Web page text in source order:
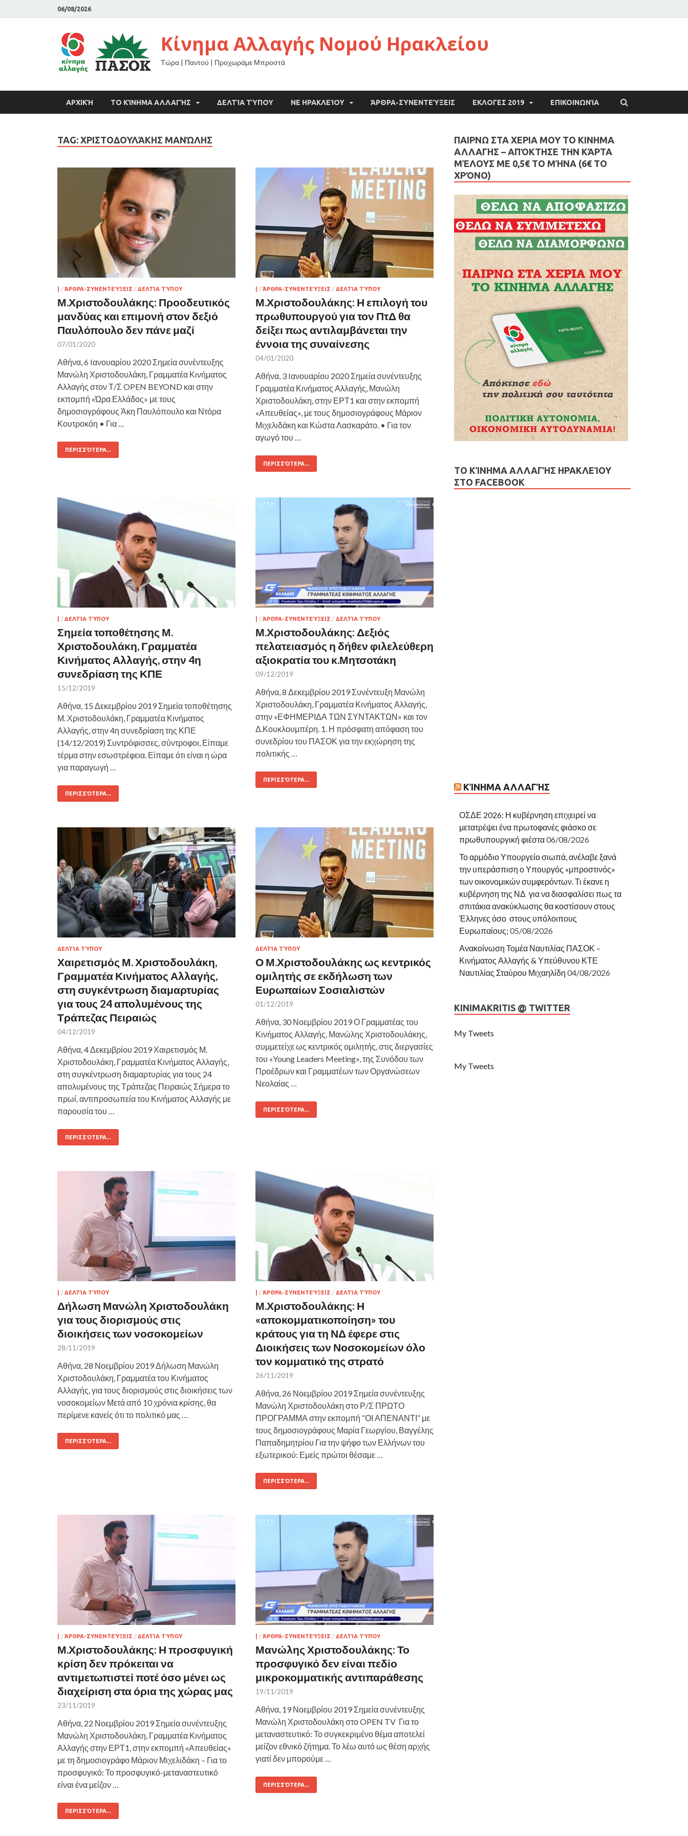
06/08/2026
Κίνημα Αλλαγής Νομού Ηρακλείου
Τώρα | Παντού | Προχωράμε Μπροστά
ΑΡΧΙΚΉ ΤΟ ΚΊΝΗΜΑ ΑΛΛΑΓΉΣ ΔΕΛΤΊΑ ΤΎΠΟΥ ΝΕ ΗΡΑΚΛΕΊΟΥ ΆΡΘΡΑ-ΣΥΝΕΝΤΕΎΞΕΙΣ ΕΚΛΟΓΕΣ 2019 ΕΠΙΚΟΙΝΩΝΊΑ
TAG: ΧΡΙΣΤΟΔΟΥΛΆΚΗΣ ΜΑΝΏΛΗΣ
/ ΆΡΘΡΑ-ΣΥΝΕΝΤΕΎΞΕΙΣ / ΔΕΛΤΊΑ ΤΎΠΟΥ
Μ.Χριστοδουλάκης: Προοδευτικός
μανδύας και επιμονή στον δεξιό
Παυλόπουλο δεν πάνε μαζί
07/01/2020
Αθήνα, 6 Iανουαρίου 2020 Σημεία συνέντευξης
Μανώλη Χριστοδουλάκη, Γραμματέα Κινήματος
Αλλαγής στον Τ/Σ OPEN BEYOND και στην
εκπομπή «Ώρα Ελλάδος» με τους
δημοσιογράφους Άκη Παυλόπουλο και Ντόρα
Κουτροκόη • Για …
ΠΕΡΙΣΣΌΤΕΡΑ...
/ ΆΡΘΡΑ-ΣΥΝΕΝΤΕΎΞΕΙΣ / ΔΕΛΤΊΑ ΤΎΠΟΥ
Μ.Χριστοδουλάκης: Η επιλογή του
πρωθυπουργού για τον ΠτΔ θα
δείξει πως αντιλαμβάνεται την
έννοια της συναίνεσης
04/01/2020
Αθήνα, 3 Iανουαρίου 2020 Σημεία συνέντευξης
Γραμματέα Κινήματος Αλλαγής, Μανώλη
Χριστοδουλάκη, στην ΕΡΤ1 και στην εκπομπή
«Απευθείας», με τους δημοσιογράφους Μάριον
Μιχελιδάκη και Κώστα Λασκαράτο. • Για τον
αγωγό του …
ΠΕΡΙΣΣΌΤΕΡΑ...
/ ΔΕΛΤΊΑ ΤΎΠΟΥ
Σημεία τοποθέτησης Μ.
Χριστοδουλάκη, Γραμματέα
Κινήματος Αλλαγής, στην 4η
συνεδρίαση της ΚΠΕ
15/12/2019
Αθήνα, 15 Δεκεμβρίου 2019 Σημεία τοποθέτησης
Μ. Χριστοδουλάκη, Γραμματέα Κινήματος
Αλλαγής, στην 4η συνεδρίαση της ΚΠΕ
(14/12/2019) Συντρόφισσες, σύντροφοι, Είπαμε
τέρμα στην εσωστρέφεια. Είπαμε ότι είναι η ώρα
για παραγωγή …
ΠΕΡΙΣΣΌΤΕΡΑ...
/ ΆΡΘΡΑ-ΣΥΝΕΝΤΕΎΞΕΙΣ / ΔΕΛΤΊΑ ΤΎΠΟΥ
Μ.Χριστοδουλάκης: Δεξιός
πελατειασμός η δήθεν φιλελεύθερη
αξιοκρατία του κ.Μητσοτάκη
09/12/2019
Αθήνα, 8 Δεκεμβρίου 2019 Συνέντευξη Μανώλη
Χριστοδουλάκη, Γραμματέα Κινήματος Αλλαγής,
στην «ΕΦΗΜΕΡΙΔΑ ΤΩΝ ΣΥΝΤΑΚΤΩΝ» και τον
Δ.Κουκλουμπέρη. 1. Η πρόσφατη απόφαση του
συνεδρίου του ΠΑΣΟΚ για την εκχώρηση της
πολιτικής …
ΠΕΡΙΣΣΌΤΕΡΑ...
ΔΕΛΤΊΑ ΤΎΠΟΥ
Χαιρετισμός Μ. Χριστοδουλάκη,
Γραμματέα Κινήματος Αλλαγής,
στη συγκέντρωση διαμαρτυρίας
για τους 24 απολυμένους της
Τράπεζας Πειραιώς
04/12/2019
Αθήνα, 4 Δεκεμβρίου 2019 Χαιρετισμός Μ.
Χριστοδουλάκη, Γραμματέα Κινήματος Αλλαγής,
στη συγκέντρωση διαμαρτυρίας για τους 24
απολυμένους της Τράπεζας Πειραιώς Σήμερα το
πρωί, αντιπροσωπεία του Κινήματος Αλλαγής με
παρουσία του …
ΠΕΡΙΣΣΌΤΕΡΑ...
ΔΕΛΤΊΑ ΤΎΠΟΥ
Ο Μ.Χριστοδουλάκης ως κεντρικός
ομιλητής σε εκδήλωση των
Ευρωπαίων Σοσιαλιστών
01/12/2019
Αθήνα, 30 Νοεμβρίου 2019 Ο Γραμματέας του
Κινήματος Αλλαγής, Μανώλης Χριστοδουλάκης,
συμμετείχε ως κεντρικός ομιλητής, στις διεργασίες
του «Young Leaders Meeting», της Συνόδου των
Προέδρων και Γραμματέων των Οργανώσεων
Νεολαίας …
ΠΕΡΙΣΣΌΤΕΡΑ...
/ ΔΕΛΤΊΑ ΤΎΠΟΥ
Δήλωση Μανώλη Χριστοδουλάκη
για τους διορισμούς στις
διοικήσεις των νοσοκομείων
28/11/2019
Αθήνα, 28 Νοεμβρίου 2019 Δήλωση Μανώλη
Χριστοδουλάκη, Γραμματέα του Κινήματος
Αλλαγής, για τους διορισμούς στις διοικήσεις των
νοσοκομείων Μετά από 10 χρόνια κρίσης, θα
περίμενε κανείς ότι το πολιτικό μας …
ΠΕΡΙΣΣΌΤΕΡΑ...
/ ΆΡΘΡΑ-ΣΥΝΕΝΤΕΎΞΕΙΣ / ΔΕΛΤΊΑ ΤΎΠΟΥ
Μ.Χριστοδουλάκης: Η
«αποκομματικοποίηση» του
κράτους για τη ΝΔ έφερε στις
Διοικήσεις των Νοσοκομείων όλο
τον κομματικό της στρατό
26/11/2019
Αθήνα, 26 Νοεμβρίου 2019 Σημεία συνέντευξης
Μανώλη Χριστοδουλάκη στο Ρ/Σ ΠΡΩΤΟ
ΠΡΟΓΡΑΜΜΑ στην εκπομπή “ΟΙ ΑΠΕΝΑΝΤΙ” με
τους δημοσιογράφους Μαρία Γεωργίου, Βαγγέλης
Παπαδημητρίου Για την ψήφο των Ελλήνων του
εξωτερικού: Εμείς πρώτοι θέσαμε …
ΠΕΡΙΣΣΌΤΕΡΑ...
/ ΆΡΘΡΑ-ΣΥΝΕΝΤΕΎΞΕΙΣ / ΔΕΛΤΊΑ ΤΎΠΟΥ
Μ.Χριστοδουλάκης: Η προσφυγική
κρίση δεν πρόκειται να
αντιμετωπιστεί ποτέ όσο μένει ως
διαχείριση στα όρια της χώρας μας
23/11/2019
Αθήνα, 22 Νοεμβρίου 2019 Σημεία συνέντευξης
Μανώλη Χριστοδουλάκη, Γραμματέα Κινήματος
Αλλαγής στην ΕΡΤ1, στην εκπομπή «Απευθείας»
με τη δημοσιογράφο Μάριον Μιχελιδάκη – Για το
προσφυγικό: Το προσφυγικό-μεταναστευτικό
είναι ένα μείζον …
ΠΕΡΙΣΣΌΤΕΡΑ...
/ ΆΡΘΡΑ-ΣΥΝΕΝΤΕΎΞΕΙΣ / ΔΕΛΤΊΑ ΤΎΠΟΥ
Μανώλης Χριστοδουλάκης: Το
προσφυγικό δεν είναι πεδίο
μικροκομματικής αντιπαράθεσης
19/11/2019
Αθήνα, 19 Νοεμβρίου 2019 Σημεία συνέντευξης
Μανώλη Χριστοδουλάκη στο OPEN TV Για το
μεταναστευτικό: Το συγκεκριμένο θέμα αποτελεί
μείζον εθνικό ζήτημα. Το λέω αυτό ως θέση αρχής
γιατί δεν μπορούμε …
ΠΕΡΙΣΣΌΤΕΡΑ...
ΠΑΙΡΝΩ ΣΤΑ ΧΕΡΙΑ ΜΟΥ ΤΟ ΚΙΝΗΜΑ
ΑΛΛΑΓΗΣ – AΠΌΚΤΗΣΕ ΤΗΝ ΚΆΡΤΑ
ΜΈΛΟΥΣ ΜΕ 0,5€ ΤΟ ΜΉΝΑ (6€ ΤΟ
ΧΡΌΝΟ)
ΤΟ ΚΊΝΗΜΑ ΑΛΛΑΓΉΣ ΗΡΑΚΛΕΊΟΥ
ΣΤΟ FACEBOOK
ΚΊΝΗΜΑ ΑΛΛΑΓΉΣ
ΟΣΔΕ 2026: Η κυβέρνηση επιχειρεί να
μετατρέψει ένα πρωτοφανές φιάσκο σε
πρωθυπουργική φιέστα06/08/2026
Το αρμόδιο Υπουργείο σιωπά, ανέλαβε ξανά
την υπεράσπιση ο Υπουργός «μπροστινός»
των οικονομικών συμφερόντων. Τι έκανε η
κυβέρνηση της ΝΔ για να διασφαλίσει πως τα
σπιτάκια ανακύκλωσης θα κοστίσουν στους
Έλληνες όσο στους υπόλοιπους
Ευρωπαίους; 05/08/2026
Ανακοίνωση Τομέα Ναυτιλίας ΠΑΣΟΚ –
Κινήματος Αλλαγής & Υπεύθυνου ΚΤΕ
Ναυτιλίας Σταύρου Μιχαηλίδη 04/08/2026
KINIMAKRITIS @ TWITTER
My Tweets
My Tweets